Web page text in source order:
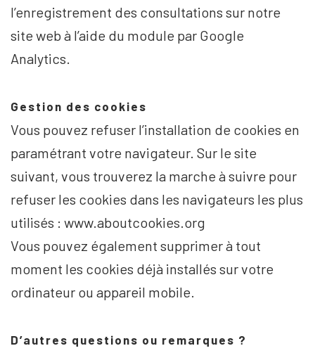
l’enregistrement des consultations sur notre
site web à l’aide du module par Google
Analytics.
Gestion des cookies
Vous pouvez refuser l’installation de cookies en
paramétrant votre navigateur. Sur le site
suivant, vous trouverez la marche à suivre pour
refuser les cookies dans les navigateurs les plus
utilisés : www.aboutcookies.org
Vous pouvez également supprimer à tout
moment les cookies déjà installés sur votre
ordinateur ou appareil mobile.
D’autres questions ou remarques ?